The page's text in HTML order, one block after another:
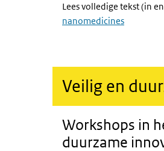
Lees volledige tekst (in
nanomedicines
Veilig en
Workshops in
duurzame